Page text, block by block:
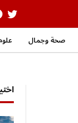
صحة وجمال